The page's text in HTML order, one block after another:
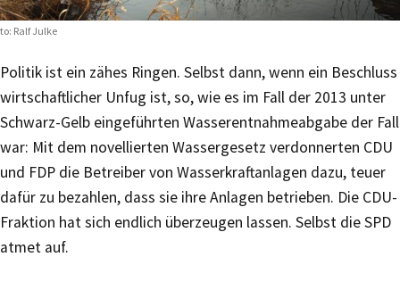
Ralf Julke
Politik ist ein zähes Ringen. Selbst dann, wenn ein Beschluss
wirtschaftlicher Unfug ist, so, wie es im Fall der 2013 unter
Schwarz-Gelb eingeführten Wasserentnahmeabgabe der Fall
war: Mit dem novellierten Wassergesetz verdonnerten CDU
und FDP die Betreiber von Wasserkraftanlagen dazu, teuer
dafür zu bezahlen, dass sie ihre Anlagen betrieben. Die CDU-
Fraktion hat sich endlich überzeugen lassen. Selbst die SPD
atmet auf.